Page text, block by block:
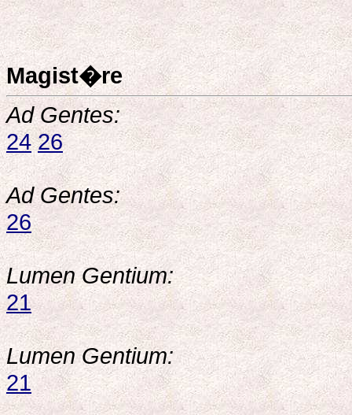
Magist�re
Ad Gentes:
24 26
Ad Gentes:
26
Lumen Gentium:
21
Lumen Gentium:
21